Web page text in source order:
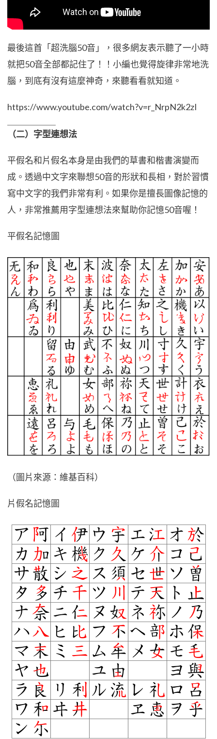
最後這首「超洗腦50音」，很多網友表示聽了一小時
就把50音全部都記住了！！小編也覺得旋律非常地洗
腦，到底有沒有這麼神奇，來聽看看就知道。
https://www.youtube.com/watch?v=r_NrpN2k2zI
（二）字型連想法
平假名和片假名本身是由我們的草書和楷書演變而
成。透過中文字來聯想50音的形狀和長相，對於習慣
寫中文字的我們非常有利。如果你是擅長圖像記憶的
人，非常推薦用字型連想法來幫助你記憶50音喔！
平假名記憶圖
（圖片來源：維基百科）
片假名記憶圖